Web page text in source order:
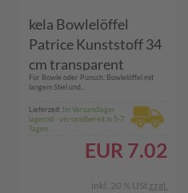
kela Bowlelöffel
Patrice Kunststoff 34
cm transparent
Für Bowle oder Punsch: Bowlelöffel mit
langem Stiel und...
Lieferzeit: Im Versandlager
lagernd - versandbereit in 5-7
Tagen
EUR 7.02
inkl. 20 % USt zzgl.